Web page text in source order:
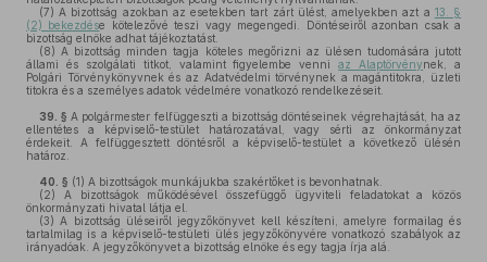
(7) A bizottság azokban az esetekben tart zárt ülést, amelyekben azt a 13. §
(2) bekezdése kötelezővé teszi vagy megengedi. Döntéseiről azonban csak a
bizottság elnöke adhat tájékoztatást.
(8) A bizottság minden tagja köteles megőrizni az ülésen tudomására jutott
állami és szolgálati titkot, valamint figyelembe venniaz Alaptörvénynek, a
Polgári Törvénykönyvnek és az Adatvédelmi törvénynek a magántitokra, üzleti
titokra és a személyes adatok védelmére vonatkozó rendelkezéseit.
39. § A polgármester felfüggeszti a bizottság döntéseinek végrehajtását, ha az
ellentétes a képviselő-testület határozatával, vagy sérti az önkormányzat
érdekeit. A felfüggesztett döntésről a képviselő-testület a következő ülésén
határoz.
40. § (1) A bizottságok munkájukba szakértőket is bevonhatnak.
(2) A bizottságok működésével összefüggő ügyviteli feladatokat a közös
önkormányzati hivatal látja el.
(3) A bizottság üléseiről jegyzőkönyvet kell készíteni, amelyre formailag és
tartalmilag is a képviselő-testületi ülés jegyzőkönyvére vonatkozó szabályok az
irányadóak. A jegyzőkönyvet a bizottság elnöke és egy tagja írja alá.